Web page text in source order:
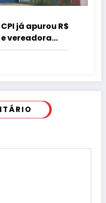
CPI já apurou R$
vereadora
R$ 9,5